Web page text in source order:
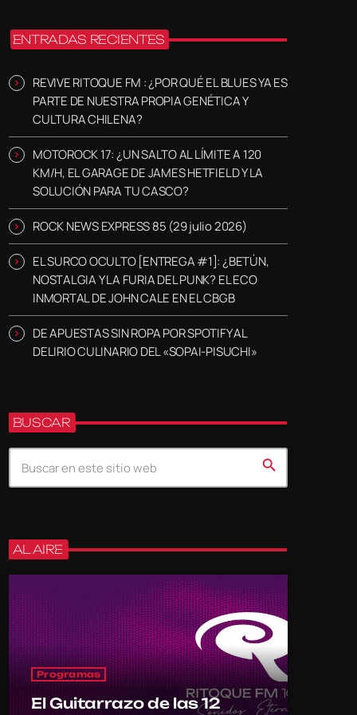
ENTRADAS RECIENTES
REVIVE RITOQUE FM : ¿POR QUÉ EL BLUES YA ES
PARTE DE NUESTRA PROPIA GENÉTICA Y
CULTURA CHILENA?
MOTOROCK 17: ¿UN SALTO AL LÍMITE A 120
KM/H, EL GARAGE DE JAMES HETFIELD Y LA
SOLUCIÓN PARA TU CASCO?
ROCK NEWS EXPRESS 85 (29 julio 2026)
EL SURCO OCULTO [ENTREGA #1]: ¿BETÚN,
NOSTALGIA Y LA FURIA DEL PUNK? EL ECO
INMORTAL DE JOHN CALE EN EL CBGB
DE APUESTAS SIN ROPA POR SPOTIFY AL
DELIRIO CULINARIO DEL «SOPAI-PISUCHI»
BUSCAR
search
AL AIRE
Programas
El Guitarrazo de las 12